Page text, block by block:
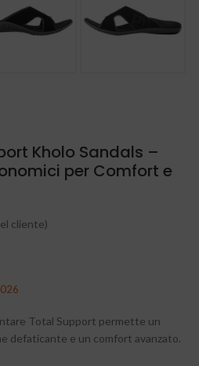
Kholo Sandals –
per Comfort e
cliente)
Total Support permette un
defaticante e un comfort avanzato.